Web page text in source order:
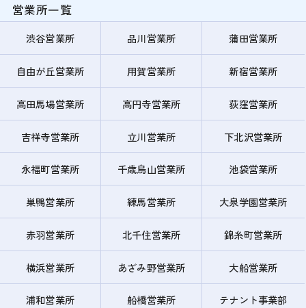
営業所一覧
渋谷営業所 品川営業所 蒲田営業所
自由が丘営業所 用賀営業所 新宿営業所
高田馬場営業所 高円寺営業所 荻窪営業所
吉祥寺営業所 立川営業所 下北沢営業所
永福町営業所 千歳烏山営業所 池袋営業所
巣鴨営業所 練馬営業所 大泉学園営業所
赤羽営業所 北千住営業所 錦糸町営業所
横浜営業所 あざみ野営業所 大船営業所
浦和営業所 船橋営業所 テナント事業部